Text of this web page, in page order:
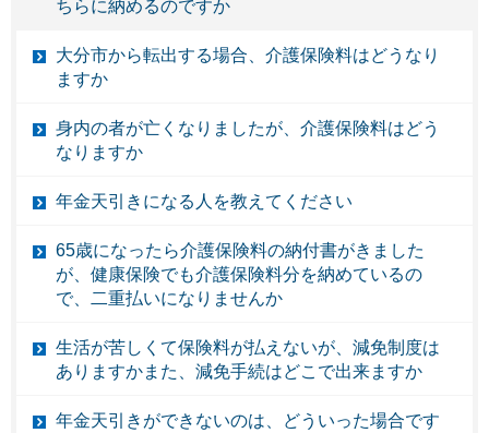
ちらに納めるのですか
大分市から転出する場合、介護保険料はどうなり
ますか
身内の者が亡くなりましたが、介護保険料はどう
なりますか
年金天引きになる人を教えてください
65歳になったら介護保険料の納付書がきました
が、健康保険でも介護保険料分を納めているの
で、二重払いになりませんか
生活が苦しくて保険料が払えないが、減免制度は
ありますかまた、減免手続はどこで出来ますか
年金天引きができないのは、どういった場合です